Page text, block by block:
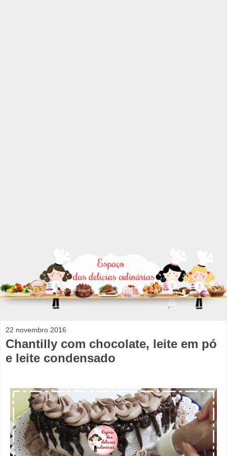
22 novembro 2016
Chantilly com chocolate, leite em pó
e leite condensado